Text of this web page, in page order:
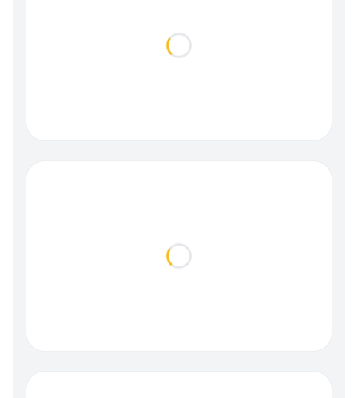
Loading...
Loading...